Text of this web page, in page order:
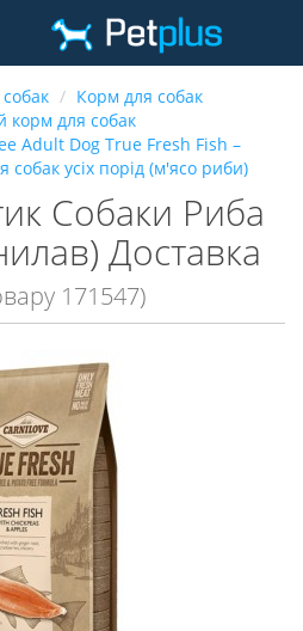
Корм для собак
корм для собак
Adult Dog True Fresh Fish –
усіх порід (м'ясо риби)
Собаки Риба
Доставка
171547)